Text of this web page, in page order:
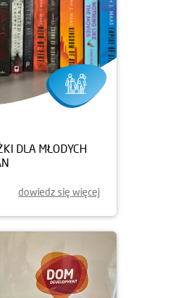
DLA MŁODYCH
dowiedz się więcej